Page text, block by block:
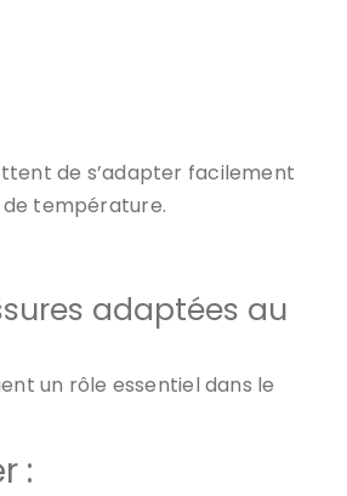
de s’adapter facilement
température.
adaptées au
un rôle essentiel dans le
: